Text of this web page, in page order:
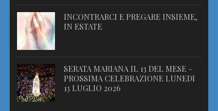
INCONTRARCI E PREGARE INSIEME,
IN ESTATE
SERATA MARIANA IL 13 DEL MESE –
PROSSIMA CELEBRAZIONE LUNEDI
13 LUGLIO 2026